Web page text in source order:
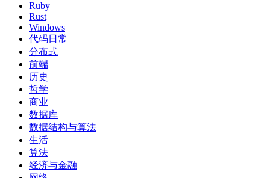
Ruby
Rust
Windows
代码日常
分布式
前端
历史
哲学
商业
数据库
数据结构与算法
生活
算法
经济与金融